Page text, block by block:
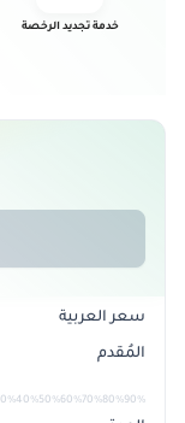
خدمة تجديد الرخصة
سعر العربية
المُقدم
30%40% 50%60%70%80%90%